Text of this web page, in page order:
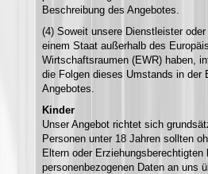
Beschreibung des Angebotes.
(4) Soweit unsere Dienstleister
einem Staat außerhalb des
Wirtschaftsraumen (EWR) haben,
die Folgen dieses Umstands in der
Angebotes.
Kinder
Unser Angebot richtet sich
Personen unter 18 Jahren sollten
Eltern oder Erziehungsberechtigten
personenbezogenen Daten an uns